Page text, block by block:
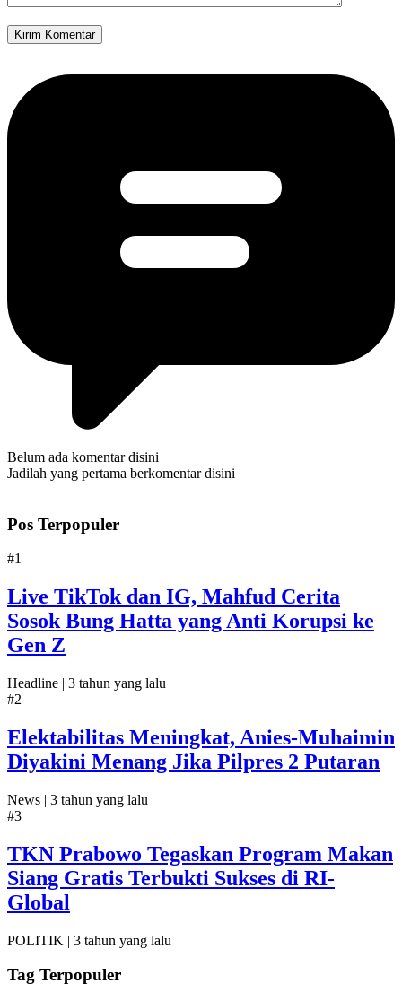
Belum ada komentar disini
Jadilah yang pertama berkomentar disini
Pos Terpopuler
#1
Live TikTok dan IG, Mahfud Cerita
Sosok Bung Hatta yang Anti Korupsi ke
Gen Z
Headline | 3 tahun yang lalu
#2
Elektabilitas Meningkat, Anies-Muhaimin
Diyakini Menang Jika Pilpres 2 Putaran
News | 3 tahun yang lalu
#3
TKN Prabowo Tegaskan Program Makan
Siang Gratis Terbukti Sukses di RI-
Global
POLITIK | 3 tahun yang lalu
Tag Terpopuler